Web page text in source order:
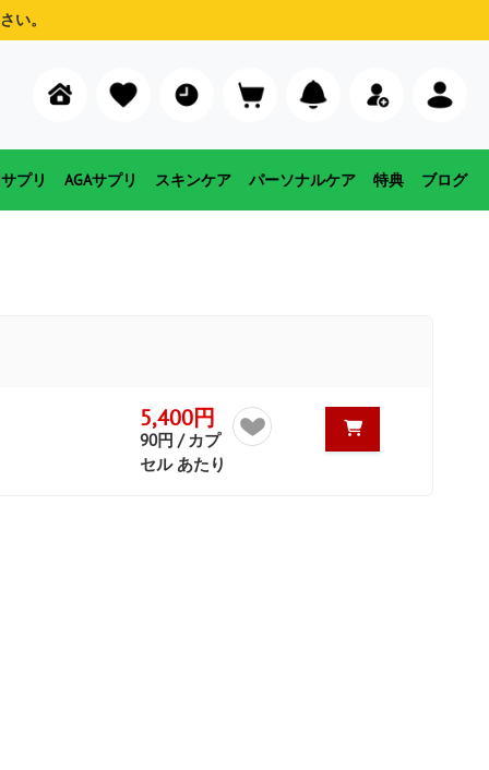
い。
プリ AGAサプリ スキンケア パーソナルケア 特典 ブログ
5,400円
90円 / カプ
セル あたり